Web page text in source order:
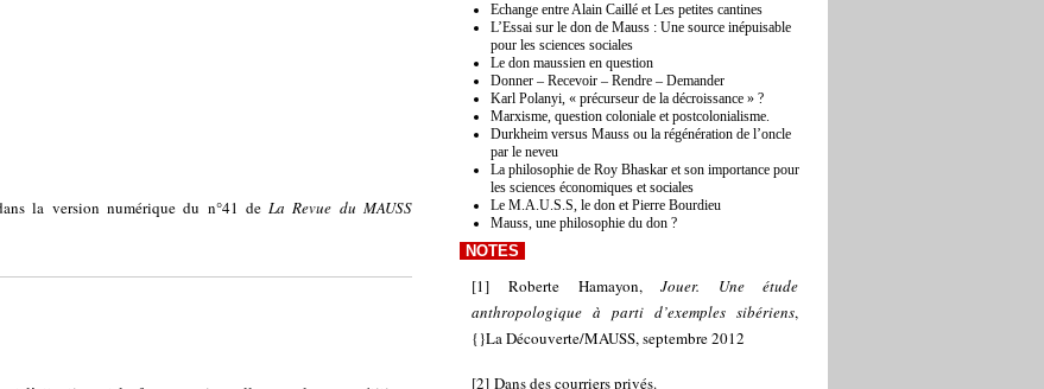
la version numérique du n°41 deLa Revue du MAUSS
Echange entre Alain Caillé et Les petites cantines
L’Essai sur le don de Mauss : Une source inépuisable
pour les sciences sociales
Le don maussien en question
Donner – Recevoir – Rendre – Demander
Karl Polanyi, « précurseur de la décroissance » ?
Marxisme, question coloniale et postcolonialisme.
Durkheim versus Mauss ou la régénération de l’oncle
par le neveu
La philosophie de Roy Bhaskar et son importance pour
les sciences économiques et sociales
Le M.A.U.S.S, le don et Pierre Bourdieu
Mauss, une philosophie du don ?
NOTES
[1]Roberte Hamayon,Jouer. Une étude
anthropologique à parti d’exemples sibériens,
{}La Découverte/MAUSS, septembre 2012
[2] Dans des courriers privés.